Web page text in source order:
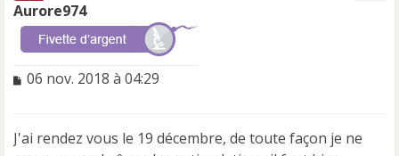
Aurore974
M
a
06 nov. 2018 à 04:29
J'ai rendez vous le 19 décembre, de toute façon je ne